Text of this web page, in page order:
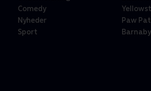
Comedy
Nyheder
Sport
Paw
Barnaby